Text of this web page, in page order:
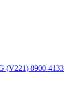
(V221) 8900-4133